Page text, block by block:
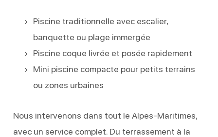
Piscine traditionnelle avec escalier,
banquette ou plage immergée
Piscine coque livrée et posée rapidement
Mini piscine compacte pour petits terrains
ou zones urbaines
Nous intervenons dans tout le Alpes-Maritimes,
avec un service complet. Du terrassement à la